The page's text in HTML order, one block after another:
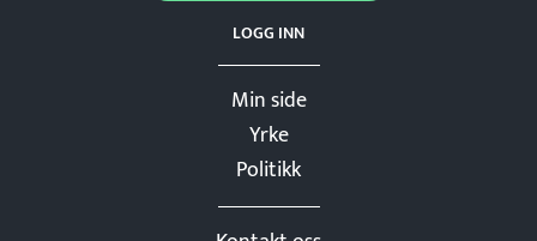
Min side
Yrke
Politikk
LOGG INN